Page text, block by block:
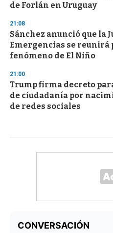
de Forlán en Uruguay
21:08
Sánchez anunció que la
Emergencias se reunirá
fenómeno de El Niño
21:00
Trump firma decreto
de ciudadanía por
de redes sociales